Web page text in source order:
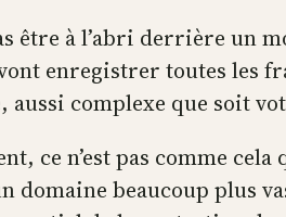
être à l’abri derrière un
enregistrer toutes les
aussi complexe que soit
ce n’est pas comme
domaine beaucoup plus